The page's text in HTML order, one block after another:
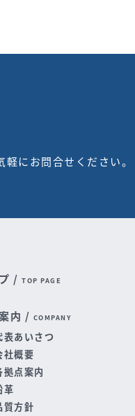
にお問合せください。
プ /TOP PAGE
内 / COMPANY
表あいさつ
社概要
拠点案内
革
質方針